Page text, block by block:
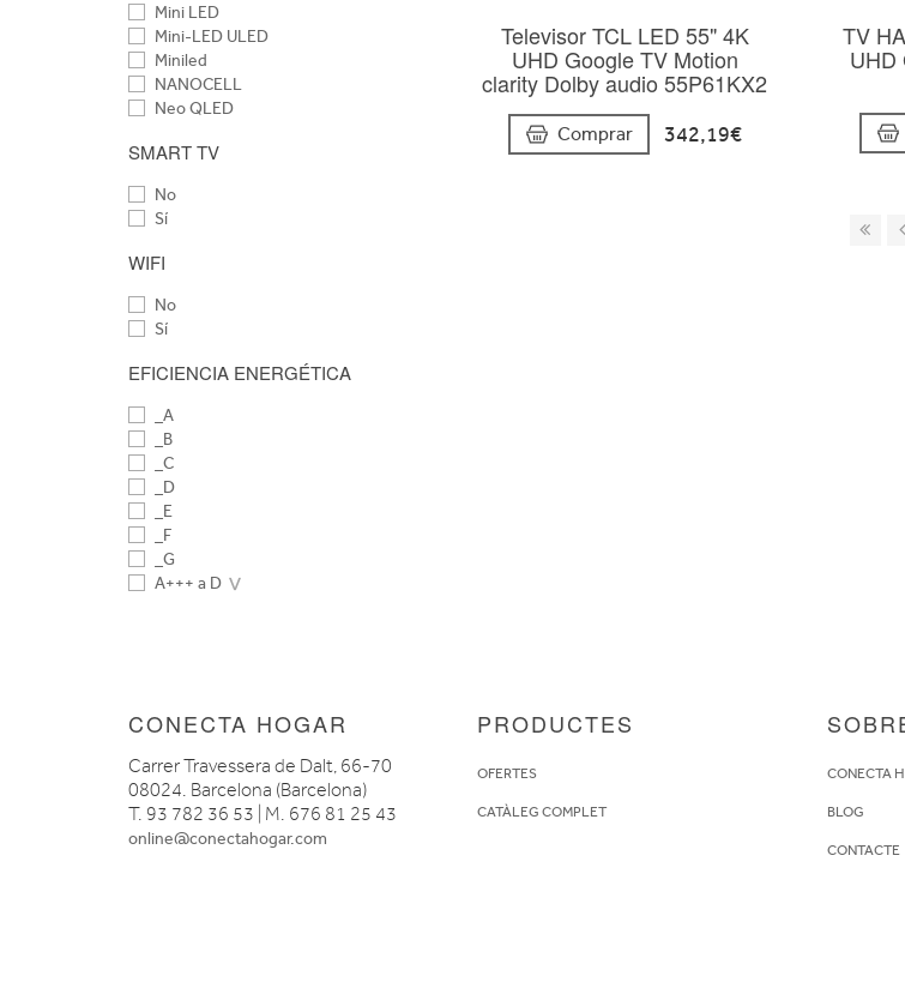
Mini LED
Mini-LED ULED
Miniled
NANOCELL
Neo QLED
OLED
QD-Mini LED
QLED
QLED Mini LED
QNED
QNED Mini LED
SQD MINI LED
SMART TV
No
Sí
WIFI
No
Sí
EFICIENCIA ENERGÉTICA
_A
_B
_C
_D
_E
_F
_G
A+++ a D
Televisor TCL LED 55" 4K
UHD Google TV Motion
clarity Dolby audio 55P61KX2
Comprar 342,19€
TV
UHD
CONECTA HOGAR
Carrer Travessera de Dalt, 66-70
08024. Barcelona (Barcelona)
T. 93 782 36 53 | M. 676 81 25 43
online@conectahogar.com
PRODUCTES
OFERTES
CATÀLEG COMPLET
CONECTA
BLOG
CONTACTE